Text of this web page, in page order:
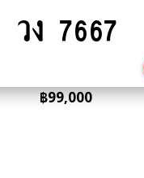
to
วง 7667
฿99,000